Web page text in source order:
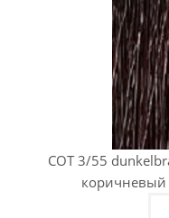
COT 3/55